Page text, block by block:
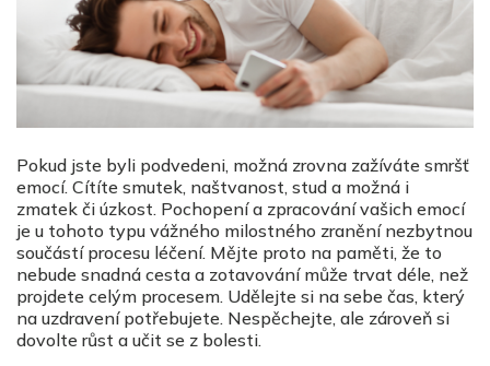
Pokud jste byli podvedeni, možná zrovna zažíváte smršť
emocí. Cítíte smutek, naštvanost, stud a možná i
zmatek či úzkost. Pochopení a zpracování vašich emocí
je u tohoto typu vážného milostného zranění nezbytnou
součástí procesu léčení. Mějte proto na paměti, že to
nebude snadná cesta a zotavování může trvat déle, než
projdete celým procesem. Udělejte si na sebe čas, který
na uzdravení potřebujete. Nespěchejte, ale zároveň si
dovolte růst a učit se z bolesti.